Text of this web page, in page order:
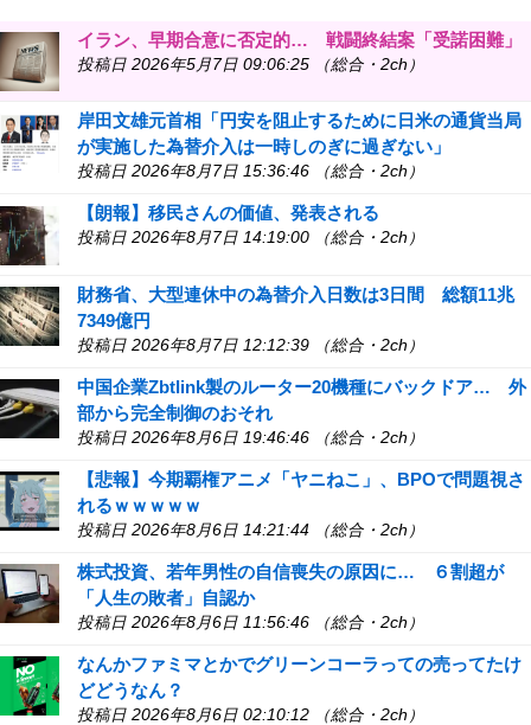
イラン、早期合意に否定的… 戦闘終結案「受諾困難」
投稿日 2026年5月7日 09:06:25 （総合・2ch）
岸田文雄元首相「円安を阻止するために日米の通貨当局
が実施した為替介入は一時しのぎに過ぎない」
投稿日 2026年8月7日 15:36:46 （総合・2ch）
【朗報】移民さんの価値、発表される
投稿日 2026年8月7日 14:19:00 （総合・2ch）
財務省、大型連休中の為替介入日数は3日間 総額11兆
7349億円
投稿日 2026年8月7日 12:12:39 （総合・2ch）
中国企業Zbtlink製のルーター20機種にバックドア… 外
部から完全制御のおそれ
投稿日 2026年8月6日 19:46:46 （総合・2ch）
【悲報】今期覇権アニメ「ヤニねこ」、BPOで問題視さ
れるｗｗｗｗｗ
投稿日 2026年8月6日 14:21:44 （総合・2ch）
株式投資、若年男性の自信喪失の原因に… ６割超が
「人生の敗者」自認か
投稿日 2026年8月6日 11:56:46 （総合・2ch）
なんかファミマとかでグリーンコーラっての売ってたけ
どどうなん？
投稿日 2026年8月6日 02:10:12 （総合・2ch）